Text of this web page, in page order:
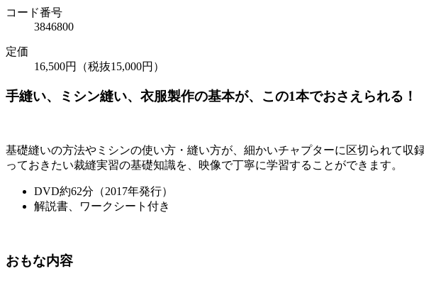
コード番号
3846800
定価
16,500円（税抜15,000円）
手縫い、ミシン縫い、衣服製作の基本が、この1本でおさえられる！
基礎縫いの方法やミシンの使い方・縫い方が、細かいチャプターに区切られて
っておきたい裁縫実習の基礎知識を、映像で丁寧に学習することができます。
DVD約62分（2017年発行）
解説書、ワークシート付き
おもな内容